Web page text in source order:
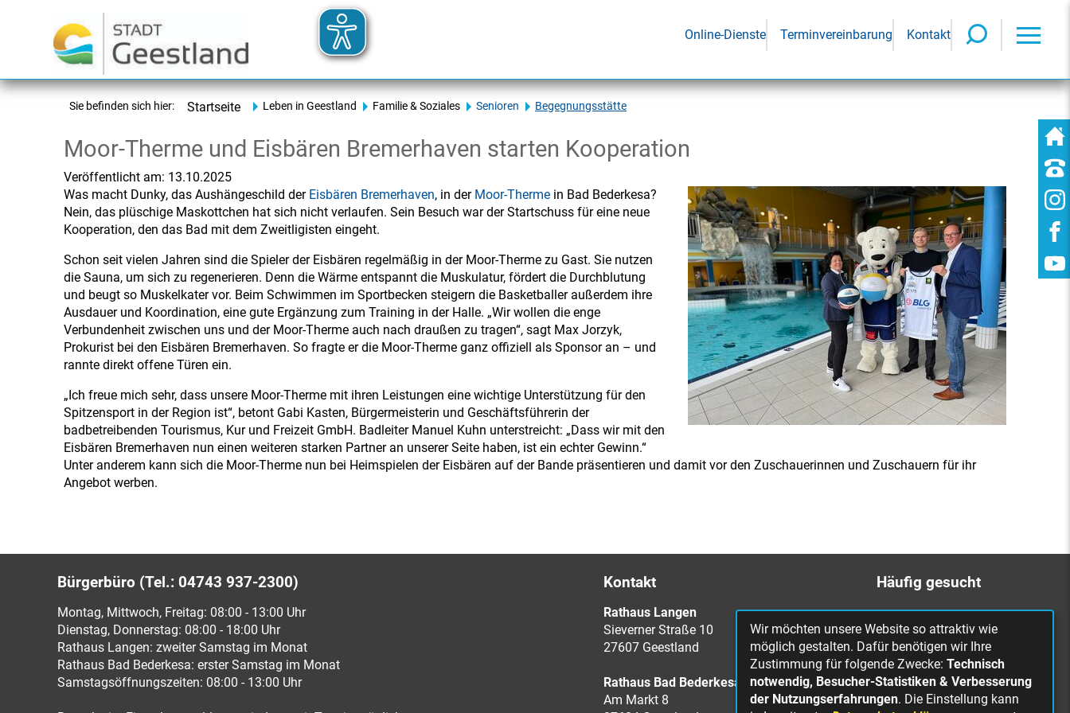
Online-Dienste Terminvereinbarung Kontakt
Sie befinden sich hier: Startseite Leben in Geestland Familie & Soziales Senioren Begegnungsstätte
Moor-Therme und Eisbären Bremerhaven starten Kooperation
Veröffentlicht am: 13.10.2025
Was macht Dunky, das Aushängeschild der Eisbären Bremerhaven, in der Moor-Therme in Bad Bederkesa?
Nein, das plüschige Maskottchen hat sich nicht verlaufen. Sein Besuch war der Startschuss für eine neue
Kooperation, den das Bad mit dem Zweitligisten eingeht.
Schon seit vielen Jahren sind die Spieler der Eisbären regelmäßig in der Moor-Therme zu Gast. Sie nutzen
die Sauna, um sich zu regenerieren. Denn die Wärme entspannt die Muskulatur, fördert die Durchblutung
und beugt so Muskelkater vor. Beim Schwimmen im Sportbecken steigern die Basketballer außerdem ihre
Ausdauer und Koordination, eine gute Ergänzung zum Training in der Halle. „Wir wollen die enge
Verbundenheit zwischen uns und der Moor-Therme auch nach draußen zu tragen“, sagt Max Jorzyk,
Prokurist bei den Eisbären Bremerhaven. So fragte er die Moor-Therme ganz offiziell als Sponsor an – und
rannte direkt offene Türen ein.
„Ich freue mich sehr, dass unsere Moor-Therme mit ihren Leistungen eine wichtige Unterstützung für den
Spitzensport in der Region ist“, betont Gabi Kasten, Bürgermeisterin und Geschäftsführerin der
badbetreibenden Tourismus, Kur und Freizeit GmbH. Badleiter Manuel Kuhn unterstreicht: „Dass wir mit den
Eisbären Bremerhaven nun einen weiteren starken Partner an unserer Seite haben, ist ein echter Gewinn.“
Unter anderem kann sich die Moor-Therme nun bei Heimspielen der Eisbären auf der Bande präsentieren und damit vor den Zuschauerinnen und Zuschauern für ihr
Angebot werben.
Bürgerbüro (Tel.: 04743 937-2300)
Montag, Mittwoch, Freitag: 08:00 - 13:00 Uhr
Dienstag, Donnerstag: 08:00 - 18:00 Uhr
Rathaus Langen: zweiter Samstag im Monat
Rathaus Bad Bederkesa: erster Samstag im Monat
Samstagsöffnungszeiten: 08:00 - 13:00 Uhr
Kontakt
Rathaus Langen
Sieverner Straße 10
27607 Geestland
Rathaus Bad Bederkesa
Am Markt 8
Häufig gesucht
Bürgerbüro
Online Rathaus
Was erledige ich wo?
Stellenangebote
Wir möchten unsere Website so attraktiv wie
möglich gestalten. Dafür benötigen wir Ihre
Zustimmung für folgende Zwecke: Technisch
notwendig, Besucher-Statistiken & Verbesserung
der Nutzungserfahrungen. Die Einstellung kann